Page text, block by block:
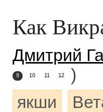
Как
Дмитрий
9 10 11 12
)
якши